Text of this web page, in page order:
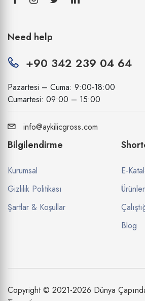
Need help
+90 342 239 04 64
Pazartesi – Cuma: 9:00-18:00
Cumartesi: 09:00 – 15:00
info@aykilicgross.com
Bilgilendirme
Kurumsal
Gizlilik Politikası
Şartlar & Koşullar
E-
Ürünler
Blog
Copyright © 2021-2026 Dünya